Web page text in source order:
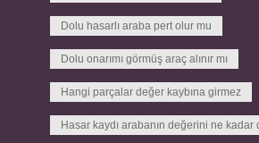
Dolu hasarlı araba pert olur mu
Dolu onarımı görmüş araç alınır mı
Hangi parçalar değer kaybına girmez
Hasar kaydı arabanın değerini ne kadar